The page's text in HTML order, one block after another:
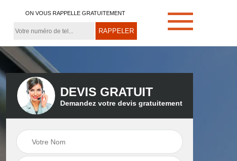
ON VOUS RAPPELLE GRATUITEMENT
Démoussage de
Couvreur zingueur
DEVIS GRATUIT
Demandez votre devis gratuitement